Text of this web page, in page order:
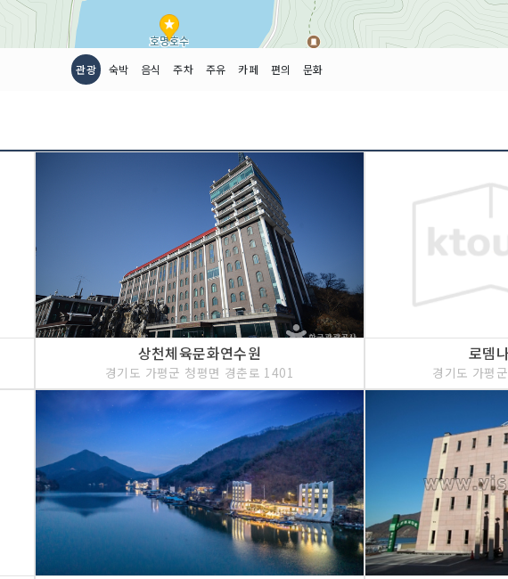
<<코스 설명>>
[올림픽밸리]
경기도 가평군 설악면 가일리에 유명산과
픽밸리는 펜션과 식당을 함께 운영하는 곳
워크숍, 가족휴양지로 적합한 곳이다.
<<코스 설명>>
자연과 어우러진 자연친화적 캠핑장으로 유
는 계곡을 쭉 끼고 캠핑할 수 있도록 되어 있
에는 야생화와 화려한 꽃들이 핀다.
관광 숙박 음식 주차 주유 카페 편의 문화
상천체육문화연수원
경기도 가평군 청평면 경춘로 1401
로뎀
경기도 가평